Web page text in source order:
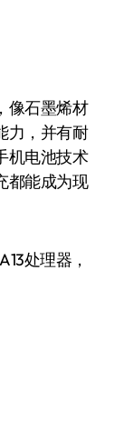
像石墨烯材
力，并有耐
机电池技术
都能成为现
处理器，